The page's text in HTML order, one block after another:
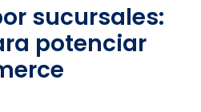
sucursales:
potenciar